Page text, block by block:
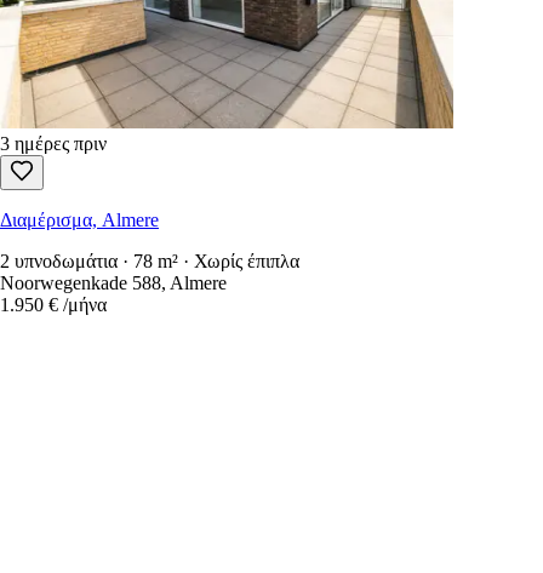
3 ημέρες πριν
Διαμέρισμα, Almere
2 υπνοδωμάτια · 78 m² · Χωρίς έπιπλα
Noorwegenkade 588, Almere
1.950 € /μήνα